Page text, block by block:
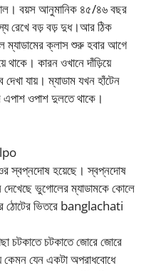
বয়স আনুমানিক ৪৫/৪৬ বছর
রেখে বড় বড় দুধ।আর ঠিক
ম্যাডামের ক্লাস শুরু হবার আগে
থাকে। কারন ওখানে দাঁড়িয়ে
দেখা যায়। ম্যাডাম যখন হাঁটেন
এপাশ ওপাশ দুলতে থাকে।
স্বপ্নদোষ হয়েছে। স্বপ্নদোষ
ভুগোলের ম্যাডামকে কোলে
ঠোটের ভিতরে banglachati
চটকাতে চটকাতে জোরে জোরে
কেমন যেন একটা অপরাধবোধে